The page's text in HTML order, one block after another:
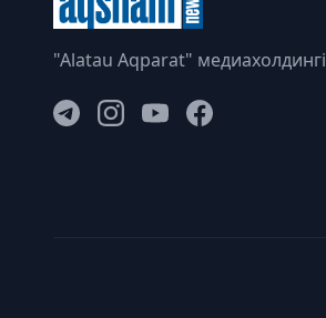
"Alatau Aqparat" медиахолдингі